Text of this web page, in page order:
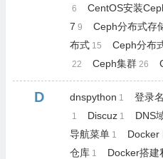
6 CentOS安装
7 9 Ceph分布式存
布式 15 Ceph分布
22 Ceph集群 26
D dnspython 1 登录名
1 Discuz 1 DNS
导航菜单 1
Docker
仓库 1 Docker搭建